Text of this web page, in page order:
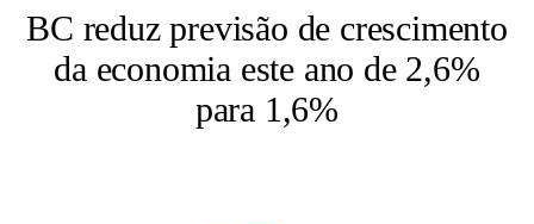
BC reduz previsão de crescimento
da economia este ano de 2,6%
para 1,6%